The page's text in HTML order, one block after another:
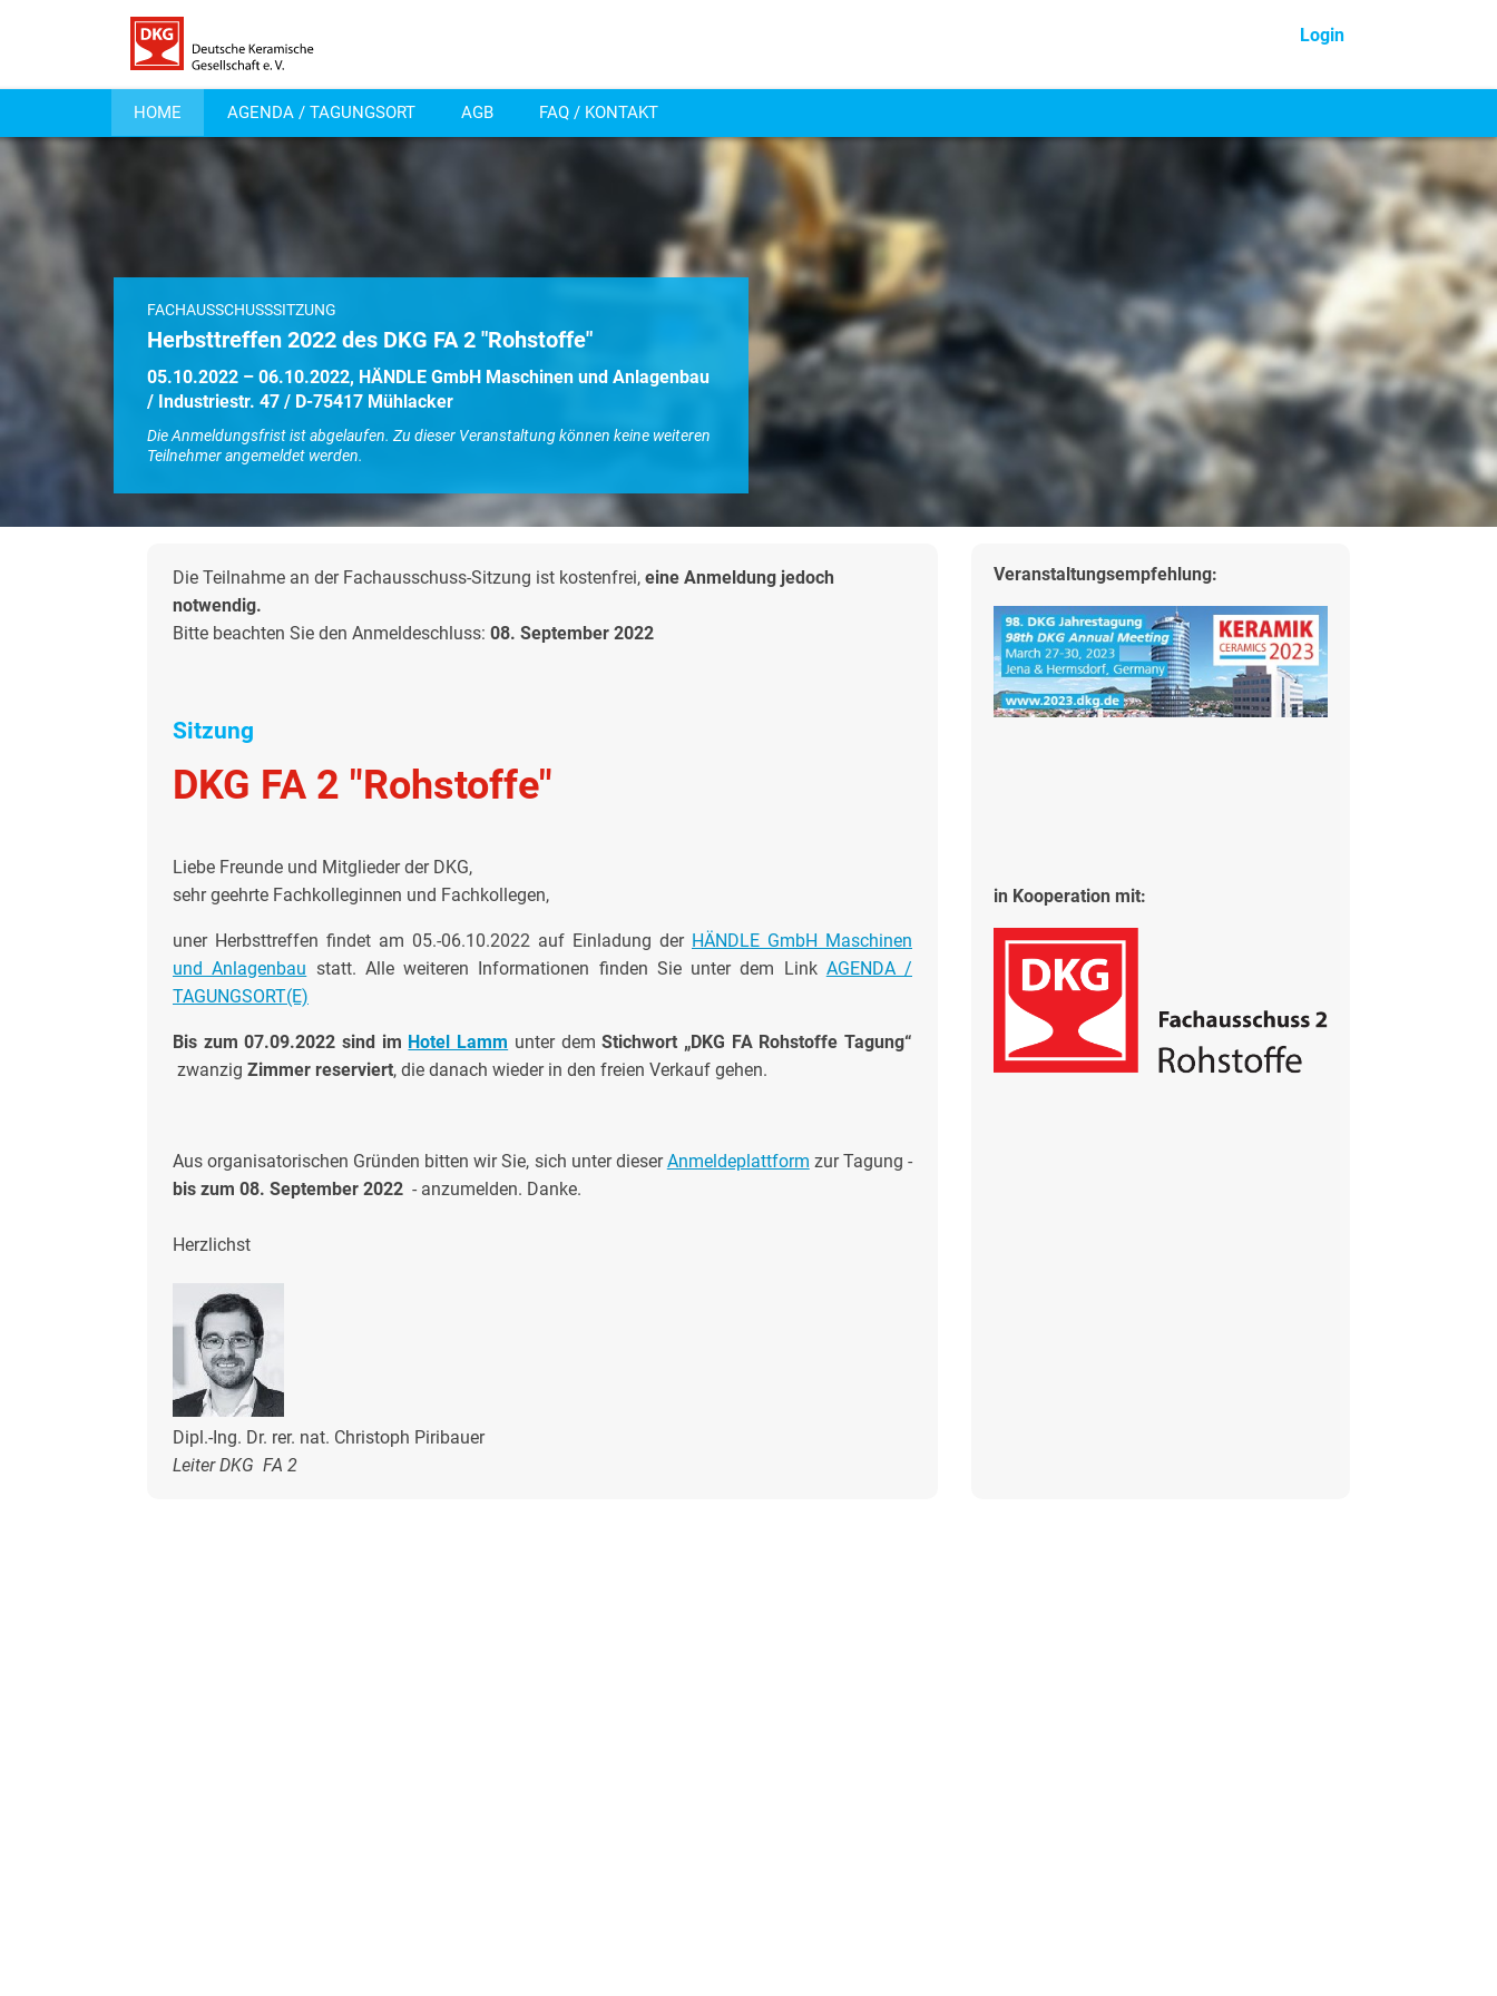
Login
HOME AGENDA / TAGUNGSORT AGB FAQ / KONTAKT
FACHAUSSCHUSSSITZUNG
Herbsttreffen 2022 des DKG FA 2 "Rohstoffe"
05.10.2022 – 06.10.2022, HÄNDLE GmbH Maschinen und Anlagenbau
/ Industriestr. 47 / D-75417 Mühlacker
Die Anmeldungsfrist ist abgelaufen. Zu dieser Veranstaltung können keine weiteren
Teilnehmer angemeldet werden.
Die Teilnahme an der Fachausschuss-Sitzung ist kostenfrei, eine Anmeldung jedoch
notwendig.
Bitte beachten Sie den Anmeldeschluss: 08. September 2022
Sitzung
DKG FA 2 "Rohstoffe"
Liebe Freunde und Mitglieder der DKG,
sehr geehrte Fachkolleginnen und Fachkollegen,
uner Herbsttreffen findet am 05.-06.10.2022 auf Einladung der HÄNDLE GmbH Maschinen
und Anlagenbau statt. Alle weiteren Informationen finden Sie unter dem Link AGENDA /
TAGUNGSORT(E)
Bis zum 07.09.2022 sind im Hotel Lamm unter demStichwort „DKG FA Rohstoffe Tagung“
zwanzig Zimmer reserviert, die danach wieder in den freien Verkauf gehen.
Aus organisatorischen Gründen bitten wir Sie, sich unter dieserAnmeldeplattform zur Tagung -
bis zum 08. September 2022 - anzumelden. Danke.
Herzlichst
Dipl.-Ing. Dr. rer. nat. Christoph Piribauer
Leiter DKG FA 2
Veranstaltungsempfehlung:
in Kooperation mit: